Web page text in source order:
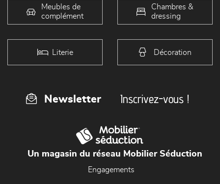
Meubles de
complément
Chambres &
dressing
Literie Décoration
Newsletter Inscrivez-vous !
Un magasin du réseau Mobilier Séduction
Engagements